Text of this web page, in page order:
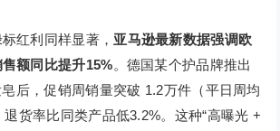
红利同样显著， 亚马逊最新数据强调欧
额同比提升15%。德国某个护品牌推出
皂后，促销周销量突破 1.2万件（平日周均
货率比同类产品低3.2%。这种“高曝光 +